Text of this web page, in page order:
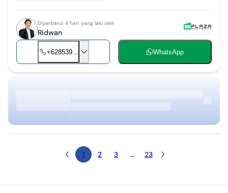
Diperbarui 4 hari yang lalu oleh
Ridwan
+628539... WhatsApp
1 2 3 ... 23